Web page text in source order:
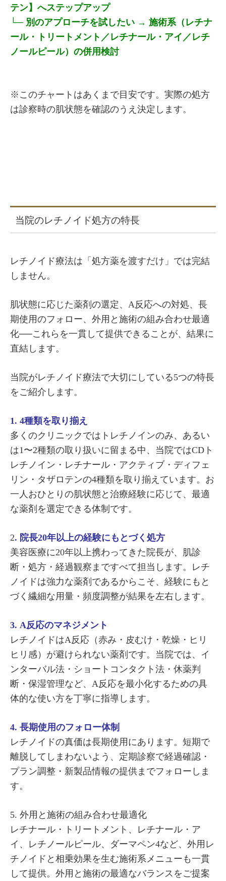
テン】へステップアップ
└─ 別のアプローチを試したい → 施術系（レチナ
ール・トリートメント／レチナール・アイ／レチ
ノールピール）の併用検討
※このチャートはあくまで目安です。実際の処方
は診察時の肌状態を確認のうえ決定します。
当院のレチノイド処方の特長
レチノイド療法は「処方薬を渡すだけ」では完結
しません。
肌状態に応じた薬剤の選定、A反応への対処、長
期使用のフォロー、外用と施術の組み合わせ最適
化──これらを一貫して提供できることが、結果に
直結します。
当院がレチノイド療法で大切にしている5つの特長
をご紹介します。
1. 4種類を取り揃え
多くのクリニックではトレチノインのみ、あるい
は1〜2種類の取り扱いに留まる中、当院ではCDト
レチノイン・レチナール・アクティブ・ディフェ
リン・タザロテンの4種類を取り揃えています。お
一人おひとりの肌状態と治療経験に応じて、最適
な薬剤を選定できる体制です。
2. 院長20年以上の経験にもとづく処方
美容医療に20年以上携わってきた院長が、肌診
断・処方・経過観察まですべて担当します。レチ
ノイドは強力な薬剤であるからこそ、経験にもと
づく繊細な用量・頻度調整が結果を左右します。
3. A反応のマネジメント
レチノイドはA反応（赤み・皮むけ・乾燥・ヒリ
ヒリ感）が避けられない薬剤です。当院では、イ
ンターバル法・ショートコンタクト法・休薬判
断・保湿管理など、A反応を最小化するための具
体的な使い方を丁寧に指導します。
4. 長期使用のフォロー体制
レチノイドの真価は長期使用にあります。短期で
離脱してしまわないよう、定期診察で経過確認・
プラン調整・新製品情報の提供までフォローしま
す。
5. 外用と施術の組み合わせ最適化
レチナール・トリートメント、レチナール・ア
イ、レチノールピール、ダーマペン4など、外用レ
チノイドと相乗効果を生む施術系メニューも一貫
して提供。外用と施術の最適なバランスをご提案